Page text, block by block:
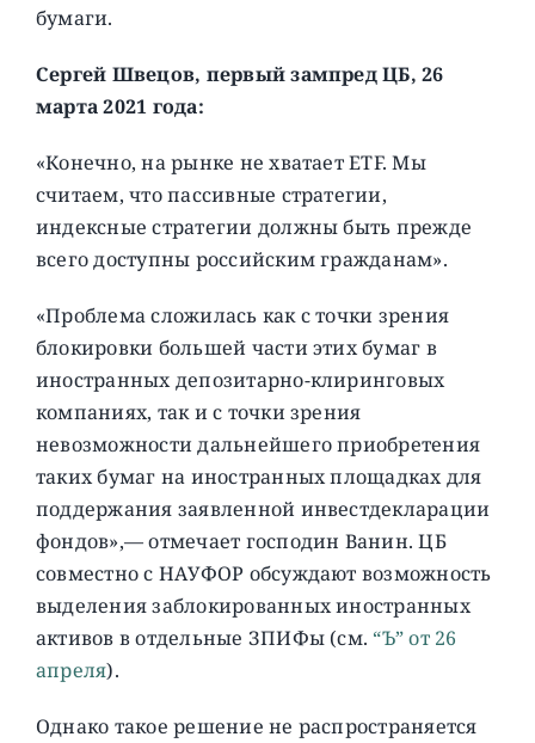
бумаги.
Сергей Швецов, первый зампред ЦБ, 26
марта 2021 года:
«Конечно, на рынке не хватает ETF. Мы
считаем, что пассивные стратегии,
индексные стратегии должны быть прежде
всего доступны российским гражданам».
«Проблема сложилась как с точки зрения
блокировки большей части этих бумаг в
иностранных депозитарно-клиринговых
компаниях, так и с точки зрения
невозможности дальнейшего приобретения
таких бумаг на иностранных площадках для
поддержания заявленной инвестдекларации
фондов»,— отмечает господин Ванин. ЦБ
совместно с НАУФОР обсуждают возможность
выделения заблокированных иностранных
активов в отдельные ЗПИФы (см. “Ъ” от 26
апреля).
Однако такое решение не распространяется